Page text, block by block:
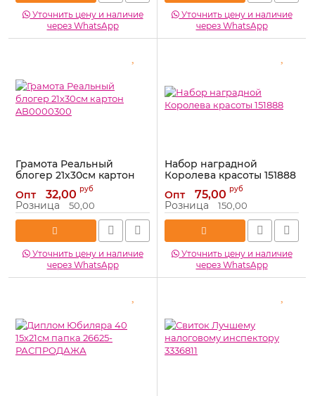
Уточнить цену и наличие
через WhatsApp
Уточнить цену и наличие
через WhatsApp
Грамота Реальный
блогер 21х30см картон
Артикул: AB0000300
Опт 32,00 руб
Розница 50,00
Уточнить цену и наличие
через WhatsApp
Набор наградной
Королева красоты 151888
Артикул: 151888
Опт 75,00 руб
Розница 150,00
Уточнить цену и наличие
через WhatsApp